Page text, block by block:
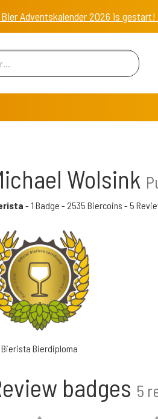
Adventskalender 2026 is
Wolsink
- 1 Badge - 2535 Biercoins - 5
Bierista Bierdiploma
badges 5